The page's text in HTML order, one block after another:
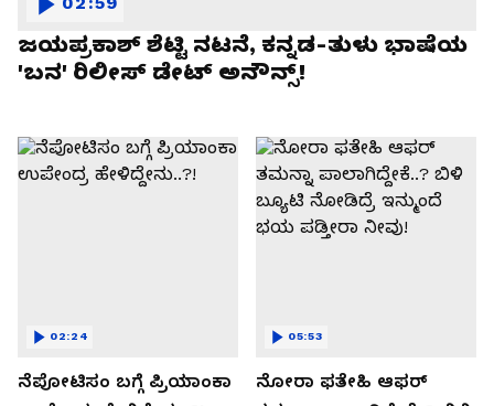
ಜಯಪ್ರಕಾಶ್ ಶೆಟ್ಟಿ ನಟನೆ, ಕನ್ನಡ-ತುಳು ಭಾಷೆಯ
'ಬನ' ರಿಲೀಸ್ ಡೇಟ್ ಅನೌನ್ಸ್!
ನೆಪೋಟಿಸಂ ಬಗ್ಗೆ ಪ್ರಿಯಾಂಕಾ
02:24
ನೋರಾ ಫತೇಹಿ ಆಫರ್​
05:53